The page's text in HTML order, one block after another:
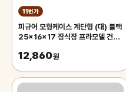
11번가
피규어 모형케이스 계단형 (대) 블랙
25x16x17 장식장 프라모델 건담
12,860원